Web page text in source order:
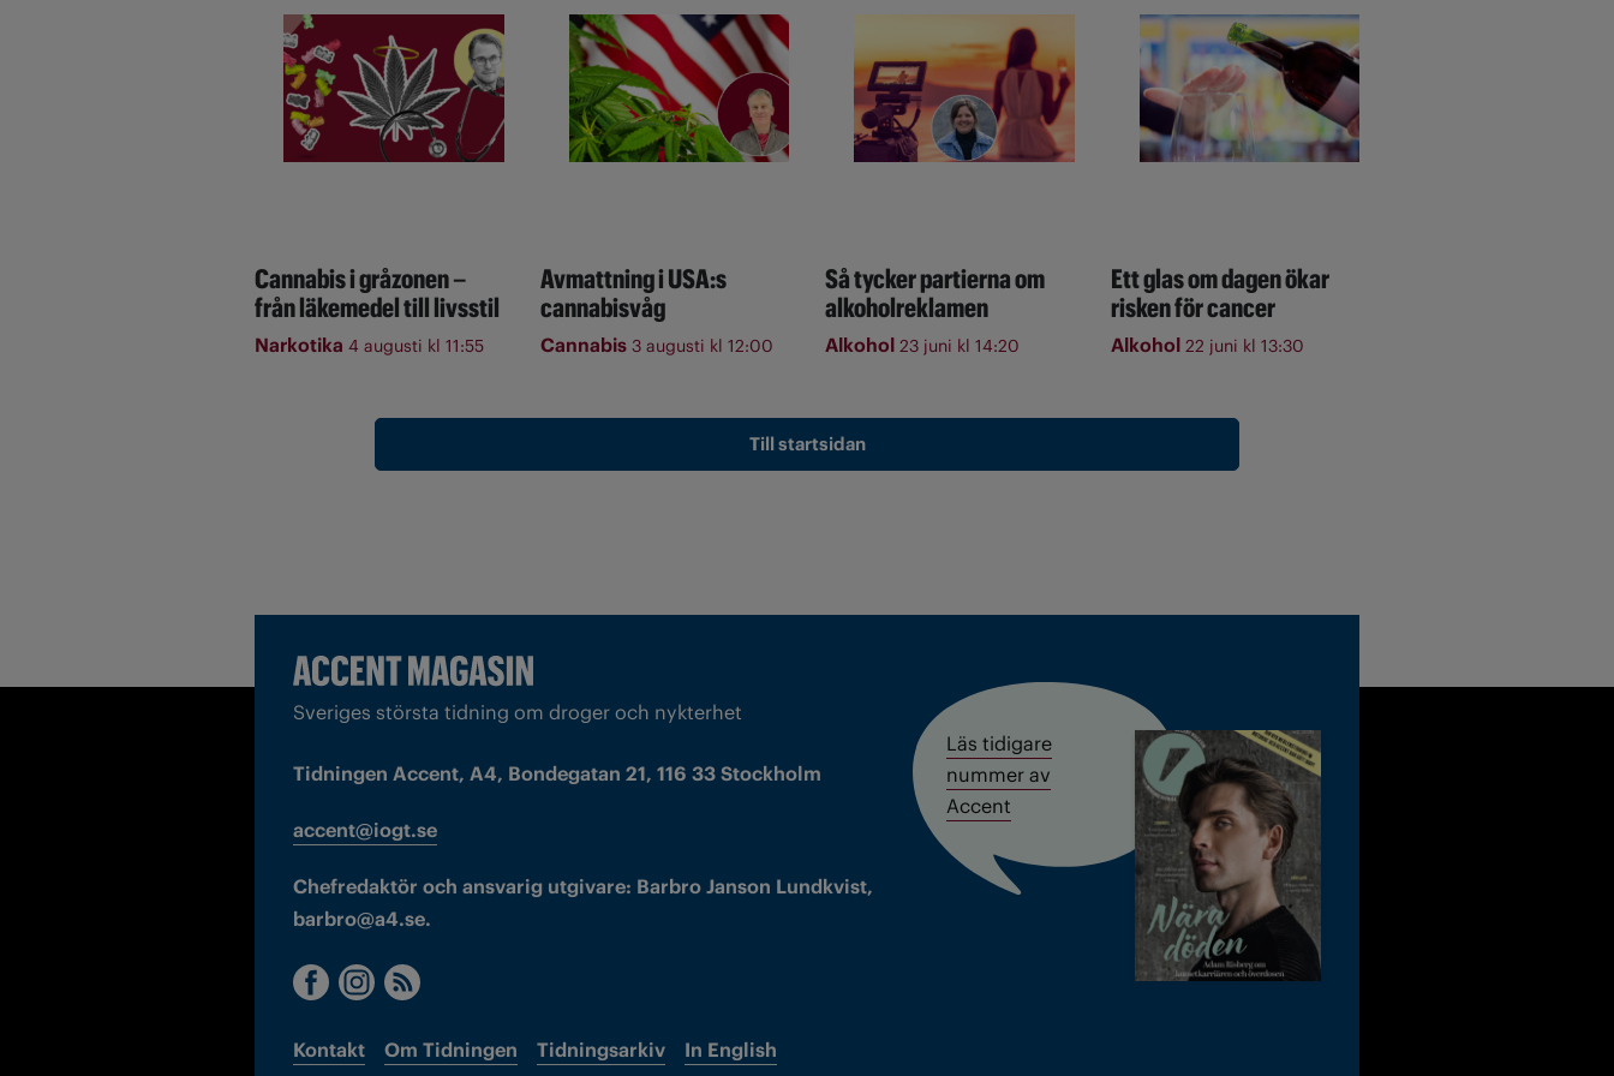
Cannabis i gråzonen –
från läkemedel till livsstil
Narkotika 4 augusti kl 11:55
Avmattning i USA:s
cannabisvåg
Cannabis 3 augusti kl 12:00
Så tycker partierna om
alkoholreklamen
Alkohol 23 juni kl 14:20
Ett glas om dagen ökar
risken för cancer
Alkohol 22 juni kl 13:30
Till startsidan
Sveriges största tidning om droger och nykterhet
Tidningen Accent, A4, Bondegatan 21, 116 33 Stockholm
accent@iogt.se
Chefredaktör och ansvarig utgivare: Barbro Janson Lundkvist,
barbro@a4.se.
Kontakt Om Tidningen Tidningsarkiv In English
Läs tidigare
nummer av
Accent